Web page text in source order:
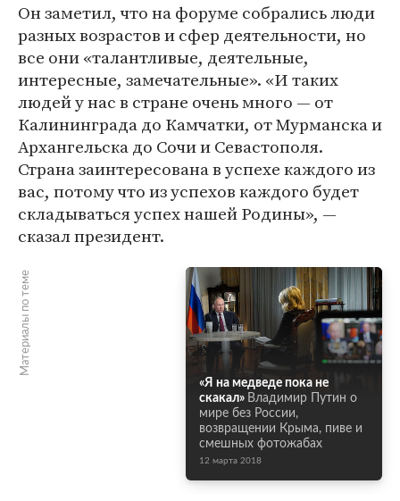
Он заметил, что на форуме собрались люди
разных возрастов и сфер деятельности, но
все они «талантливые, деятельные,
интересные, замечательные». «И таких
людей у нас в стране очень много — от
Калининграда до Камчатки, от Мурманска и
Архангельска до Сочи и Севастополя.
Страна заинтересована в успехе каждого из
вас, потому что из успехов каждого будет
складываться успех нашей Родины», —
сказал президент.
Материалы по теме
«Я на медведе пока не
скакал» Владимир Путин о
мире без России,
возвращении Крыма, пиве и
смешных фотожабах
12 марта 2018